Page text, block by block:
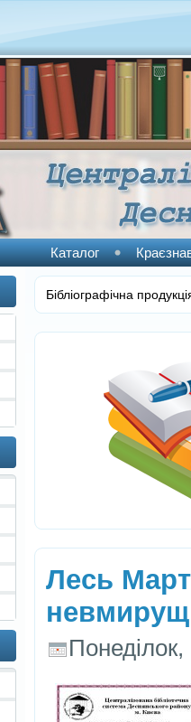
Каталог
Бібліографічна
Лесь
Понеділок,